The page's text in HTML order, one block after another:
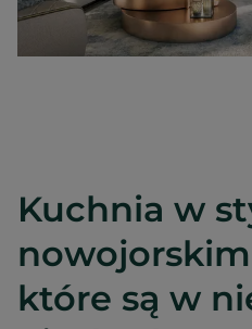
Kuchnia w
które są w